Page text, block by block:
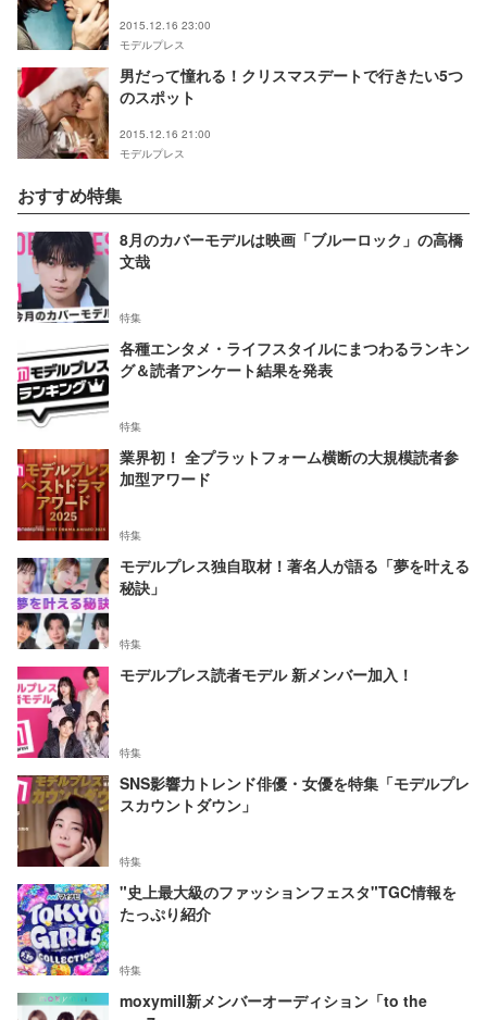
2015.12.16 23:00
モデルプレス
男だって憧れる！クリスマスデートで行きたい5つ
のスポット
2015.12.16 21:00
モデルプレス
おすすめ特集
8月のカバーモデルは映画「ブルーロック」の高橋
文哉
特集
各種エンタメ・ライフスタイルにまつわるランキン
グ＆読者アンケート結果を発表
特集
業界初！ 全プラットフォーム横断の大規模読者参
加型アワード
特集
モデルプレス独自取材！著名人が語る「夢を叶える
秘訣」
特集
モデルプレス読者モデル 新メンバー加入！
特集
SNS影響力トレンド俳優・女優を特集「モデルプレ
スカウントダウン」
特集
"史上最大級のファッションフェスタ"TGC情報を
たっぷり紹介
特集
moxymill新メンバーオーディション「to the